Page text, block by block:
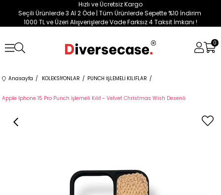
Hızlı ve Ücretsiz Kargo
Seçili Ürünlerde 3 Al 2 Öde | Tüm Ürünlerde Sepette %10 İndirim
1000 TL ve Üzeri Alışverişlerde Vade Farksız 4 Taksit İmkanı !
0
Anasayfa KOLEKSİYONLAR PUNCH İŞLEMELİ KILIFLAR
Apple Iphone 15 Pro Punch İşlemeli Kılıf - Velvet Christmas Wish Desenli